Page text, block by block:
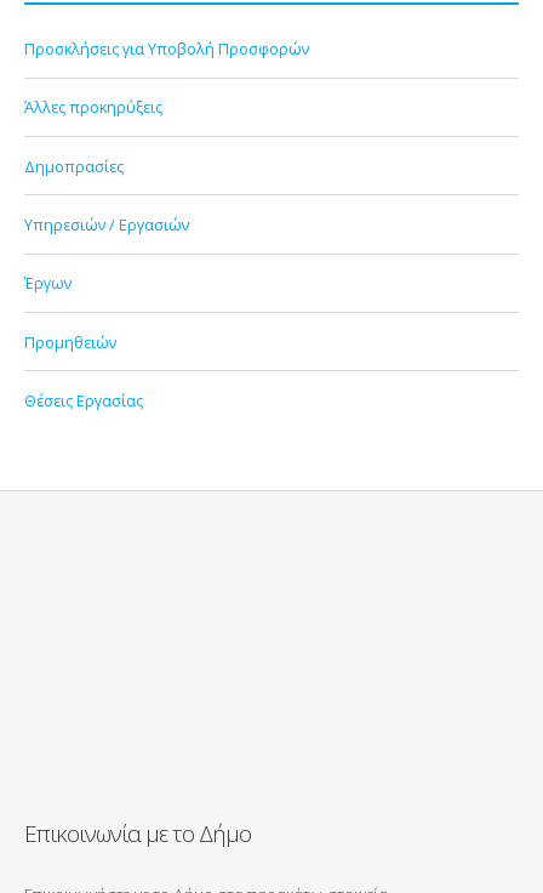
Προσκλήσεις για Υποβολή Προσφορών
Άλλες προκηρύξεις
Δημοπρασίες
Υπηρεσιών / Εργασιών
Έργων
Προμηθειών
Θέσεις Εργασίας
Επικοινωνία με το Δήμο